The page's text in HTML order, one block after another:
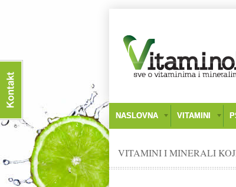
NASLOVNA VITAMINI
VITAMINI I MINERALI